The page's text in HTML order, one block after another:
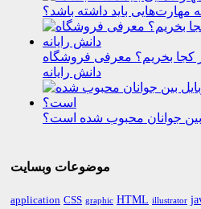
باید داشته باشد؟
کجا بخریم؟ معرفی فروشگاه
دانش رایانه
جوانان محبوب شده است؟
موضوعات وبسایت
application CSS graphic HTML illustrator